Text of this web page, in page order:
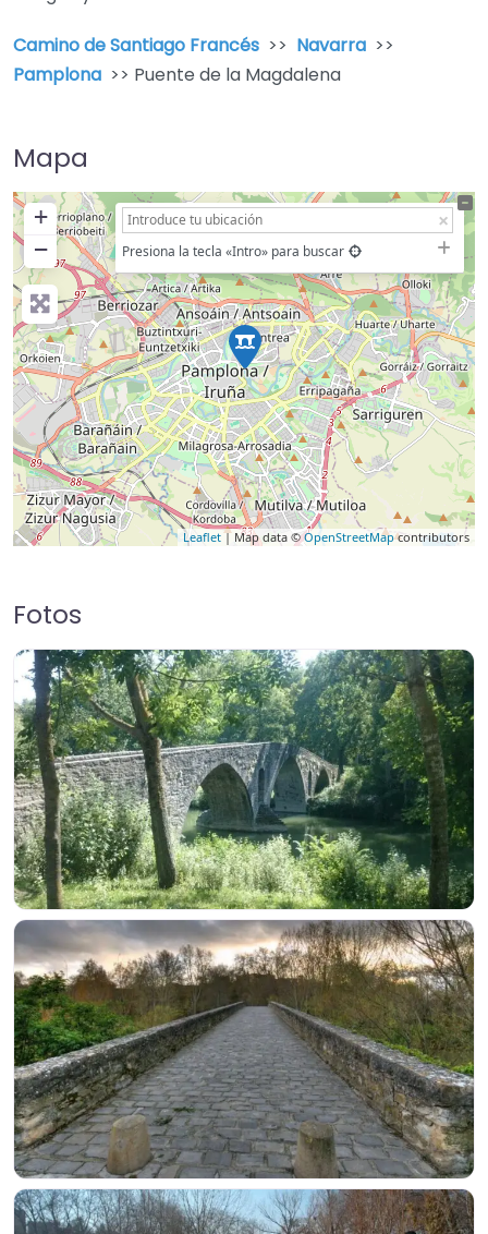
Camino de Santiago Francés >> Navarra >>
Pamplona >> Puente de la Magdalena
Mapa
+
−
Presiona la tecla «Intro» para buscar
Leaflet| Map data ©OpenStreetMapcontributors
Fotos